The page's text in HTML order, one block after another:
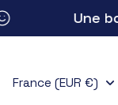
Une
France (EUR €)